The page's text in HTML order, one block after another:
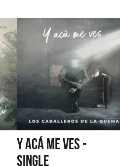
Y ACÁ ME VES -
SINGLE